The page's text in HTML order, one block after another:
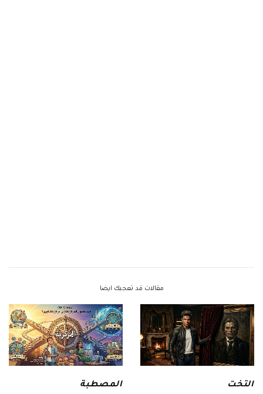
مقالات قد تعجبك ايضا
التخت المصطبة